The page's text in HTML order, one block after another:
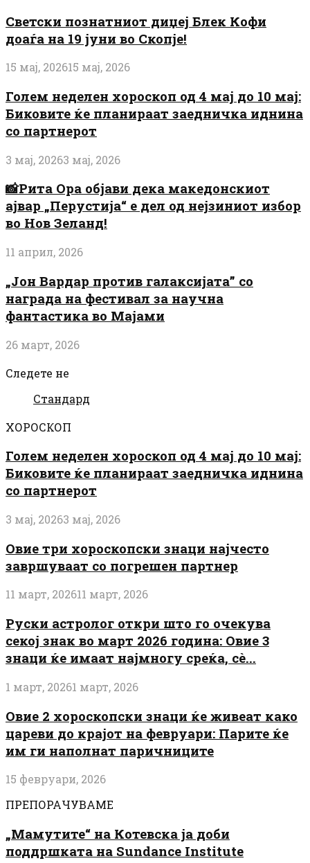
Светски познатниот диџеј Блек Кофи
доаѓа на 19 јуни во Скопје!
15 мај, 202615 мај, 2026
Голем неделен хороскоп од 4 мај до 10 мај:
Биковите ќе планираат заедничка иднина
со партнерот
3 мај, 20263 мај, 2026
📸Рита Ора објави дека македонскиот
ајвар „Перустија“ е дел од нејзиниот избор
во Нов Зеланд!
11 април, 2026
„Јон Вардар против галаксијата” со
награда на фестивал за научна
фантастика во Мајами
26 март, 2026
Следете не
Стандард
ХОРОСКОП
Голем неделен хороскоп од 4 мај до 10 мај:
Биковите ќе планираат заедничка иднина
со партнерот
3 мај, 20263 мај, 2026
Овие три хороскопски знаци најчесто
завршуваат со погрешен партнер
11 март, 202611 март, 2026
Руски астролог откри што го очекува
секој знак во март 2026 година: Овие 3
знаци ќе имаат најмногу среќа, сè...
1 март, 20261 март, 2026
Овие 2 хороскопски знаци ќе живеат како
цареви до крајот на февруари: Парите ќе
им ги наполнат паричниците
15 февруари, 2026
ПРЕПОРАЧУВАМЕ
„Мамутите“ на Котевска ја доби
поддршката на Sundance Institute